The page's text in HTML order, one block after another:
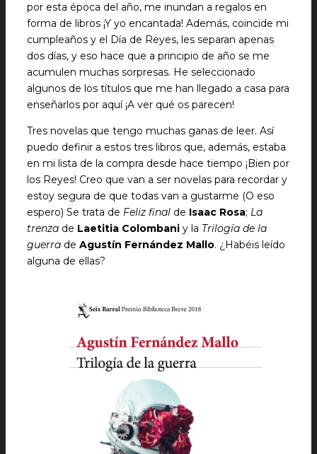
por esta época del año, me inundan a regalos en
forma de libros ¡Y yo encantada! Además, coincide mi
cumpleaños y el Día de Reyes, les separan apenas
dos días, y eso hace que a principio de año se me
acumulen muchas sorpresas. He seleccionado
algunos de los títulos que me han llegado a casa para
enseñarlos por aquí ¡A ver qué os parecen!
Tres novelas que tengo muchas ganas de leer. Así
puedo definir a estos tres libros que, además, estaba
en mi lista de la compra desde hace tiempo ¡Bien por
los Reyes! Creo que van a ser novelas para recordar y
estoy segura de que todas van a gustarme (O eso
espero) Se trata de Feliz final de Isaac Rosa; La
trenza de Laetitia Colombani y la Trilogía de la
guerra de Agustín Fernández Mallo. ¿Habéis leído
alguna de ellas?